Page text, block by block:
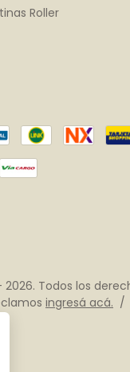
Roller
Todos los
ingresá acá. /